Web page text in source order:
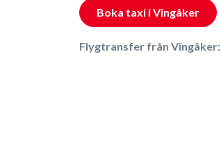
Boka taxi i Vingåker
Flygtransfer från Vingåker: